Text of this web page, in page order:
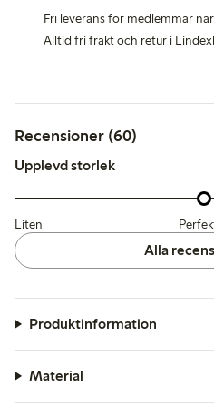
Fri leverans för medlemmar
Alltid fri frakt och retur i
Recensioner (60)
Upplevd storlek
Liten
Alla
Produktinformation
Material